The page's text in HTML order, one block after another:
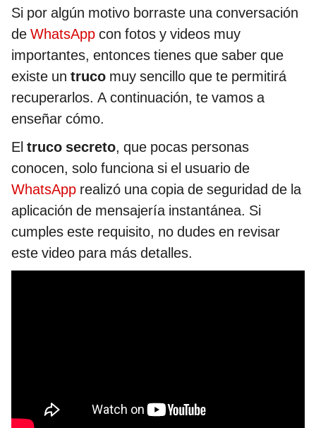
Si por algún motivo borraste una conversación
de WhatsApp con fotos y videos muy
importantes, entonces tienes que saber que
existe un truco muy sencillo que te permitirá
recuperarlos. A continuación, te vamos a
enseñar cómo.
El truco secreto, que pocas personas
conocen, solo funciona si el usuario de
WhatsApp realizó una copia de seguridad de la
aplicación de mensajería instantánea. Si
cumples este requisito, no dudes en revisar
este video para más detalles.